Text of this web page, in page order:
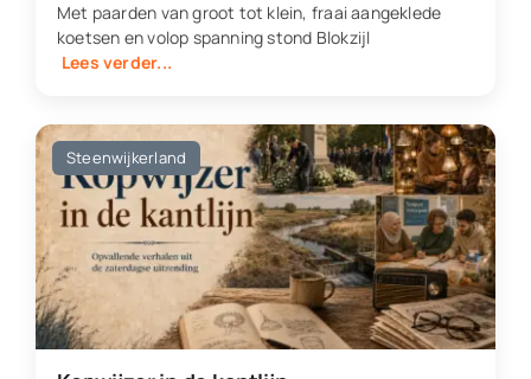
Met paarden van groot tot klein, fraai aangeklede
koetsen en volop spanning stond Blokzijl
Lees verder...
Steenwijkerland